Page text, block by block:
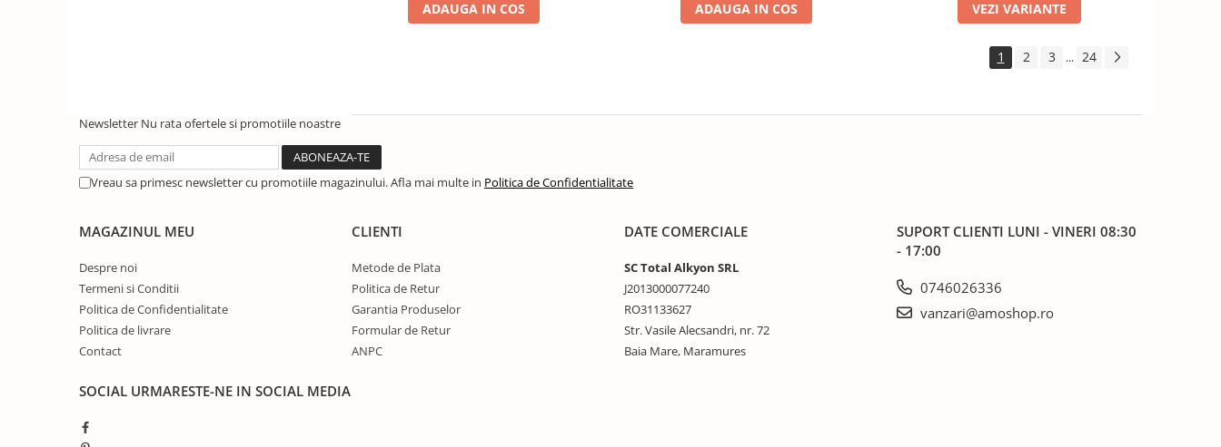
ADAUGA IN COS ADAUGA IN COS VEZI VARIANTE
1 2 3 ... 24
Newsletter Nu rata ofertele si promotiile noastre
Vreau sa primesc newsletter cu promotiile magazinului. Afla mai multe in Politica de Confidentialitate
MAGAZINUL MEU
Despre noi
Termeni si Conditii
Politica de Confidentialitate
Politica de livrare
Contact
CLIENTI
Metode de Plata
Politica de Retur
Garantia Produselor
Formular de Retur
ANPC
DATE COMERCIALE
SC Total Alkyon SRL
J2013000077240
RO31133627
Str. Vasile Alecsandri, nr. 72
Baia Mare, Maramures
SUPORT CLIENTI LUNI - VINERI 08:30
- 17:00
0746026336
vanzari@amoshop.ro
SOCIAL URMARESTE-NE IN SOCIAL MEDIA